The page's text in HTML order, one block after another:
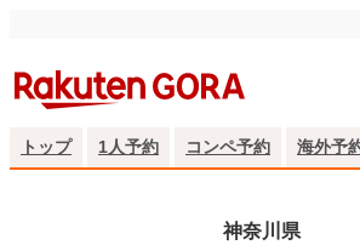
トップ 1人予約 コンペ予約 海外予
神奈川県